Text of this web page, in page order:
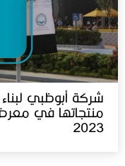
شركة أبوظبي
منتجاتها في
2023